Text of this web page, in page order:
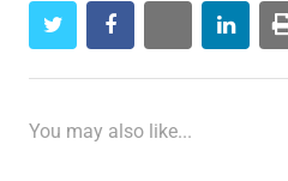
twitterfacebookwhatsapp
You may also like...